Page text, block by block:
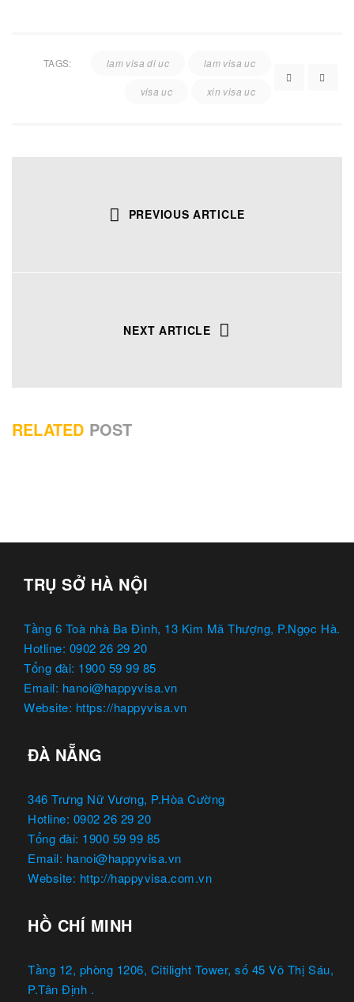
TAGS: lam visa di uc lam visa uc
visa uc xin visa uc
PREVIOUS ARTICLE
NEXT ARTICLE
RELATED POST
TRỤ SỞ HÀ NỘI
Tầng 6 Toà nhà Ba Đình, 13 Kim Mã Thượng, P.Ngọc Hà.
Hotline: 0902 26 29 20
Tổng đài: 1900 59 99 85
Email: hanoi@happyvisa.vn
Website: https://happyvisa.vn
ĐÀ NẴNG
346 Trưng Nữ Vương, P.Hòa Cường
Hotline: 0902 26 29 20
Tổng đài: 1900 59 99 85
Email: hanoi@happyvisa.vn
Website: http://happyvisa.com.vn
HỒ CHÍ MINH
Tầng 12, phòng 1206, Citilight Tower, số 45 Võ Thị Sáu,
P.Tân Định .